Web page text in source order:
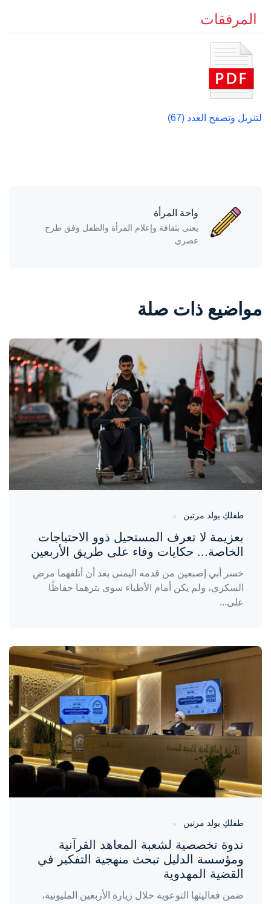
المرفقات
لتنزيل وتصفح العدد (67)
واحة المرأة
يعنى بثقافة وإعلام المرأة والطفل وفق طرح
عصري
مواضيع ذات صلة
واحة المرأة
منذ 10 ساعات
طفلكِ يولد مرتين
بعزيمة لا تعرف المستحيل ذوو الاحتياجات
الخاصة... حكايات وفاء على طريق الأربعين
خسر أبي إصبعين من قدمه اليمنى بعد أن أتلفهما مرض
السكري، ولم يكن أمام الأطباء سوى بترهما حفاظًا
على...
واحة المرأة
طفلكِ يولد مرتين
ندوة تخصصية لشعبة المعاهد القرآنية
ومؤسسة الدليل تبحث منهجية التفكير في
القضية المهدوية
ضمن فعاليتها التوعوية خلال زيارة الأربعين المليونية،